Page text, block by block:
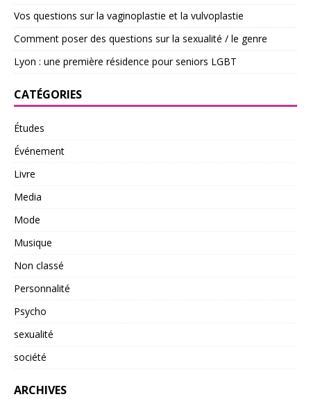
Vos questions sur la vaginoplastie et la vulvoplastie
Comment poser des questions sur la sexualité / le genre
Lyon : une première résidence pour seniors LGBT
CATÉGORIES
Études
Événement
Livre
Media
Mode
Musique
Non classé
Personnalité
Psycho
sexualité
société
ARCHIVES